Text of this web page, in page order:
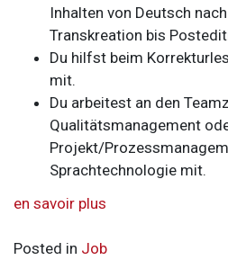
Inhalten von Deutsch
Transkreation bis
Du hilfst beim
mit.
Du arbeitest an den
Qualitätsmanagement
Projekt/
Sprachtechnologie mit.
en savoir plus
Posted in Job